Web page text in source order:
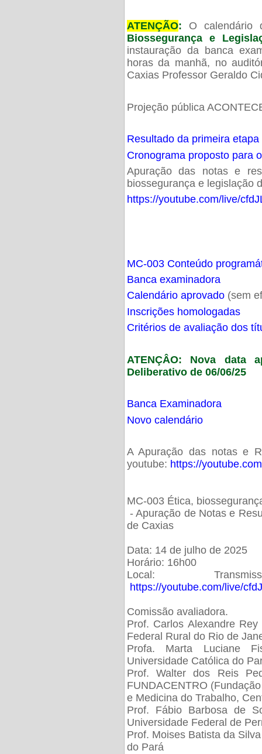
ATENÇÃO: O calendário
Biossegurança e
instauração da banca
horas da manhã, no
Caxias Professor Geraldo
Projeção pública
Resultado da primeira
Cronograma proposto para
Apuração das notas e
biossegurança e legislação
https://youtube.com/live/
MC-003 Conteúdo
Banca examinadora
Calendário aprovado(sem
Inscrições homologadas
Critérios de avaliação dos
ATENÇÂO: Nova data
Deliberativo de 06/06/25
Banca Examinadora
Novo calendário
A Apuração das notas e
youtube: https://
MC-003 Ética,
- Apuração de Notas e
de Caxias
Data: 14 de julho de 2025
Horário: 16h00
Local:
https://youtube.com/live/
Comissão avaliadora.
Prof. Carlos Alexandre
Federal Rural do Rio de
Profa. Marta Luciane
Universidade Católica do
Prof. Walter dos Reis
FUNDACENTRO
e Medicina do Trabalho,
Prof. Fábio Barbosa de
Universidade Federal de
Prof. Moises Batista da
do Pará